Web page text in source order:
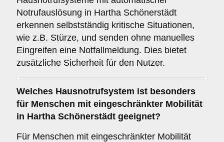
Notrufauslösung in Hartha Schönerstädt
erkennen selbstständig kritische Situationen,
wie z.B. Stürze, und senden ohne manuelles
Eingreifen eine Notfallmeldung. Dies bietet
zusätzliche Sicherheit für den Nutzer.
Welches Hausnotrufsystem ist besonders
für Menschen mit eingeschränkter Mobilität
in Hartha Schönerstädt geeignet?
Für Menschen mit eingeschränkter Mobilität